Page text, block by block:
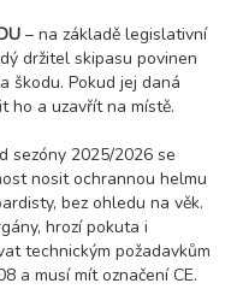
– na základě legislativní
držitel skipasu povinen
škodu. Pokud jej daná
ho a uzavřít na místě.
sezóny 2025/2026 se
nosit ochrannou helmu
bez ohledu na věk.
hrozí pokuta i
technickým požadavkům
a musí mít označení CE.